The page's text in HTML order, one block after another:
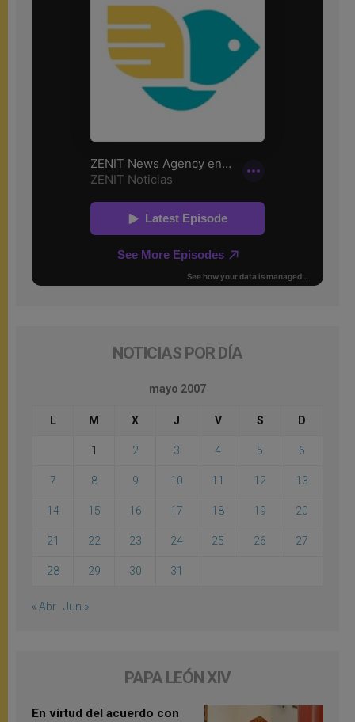
NOTICIAS POR DÍA
mayo 2007
L M X J V S D
1 2 3 4 5 6
7 8 9 10 11 12 13
14 15 16 17 18 19 20
21 22 23 24 25 26 27
28 29 30 31
« Abr Jun »
PAPA LEÓN XIV
En virtud del acuerdo con